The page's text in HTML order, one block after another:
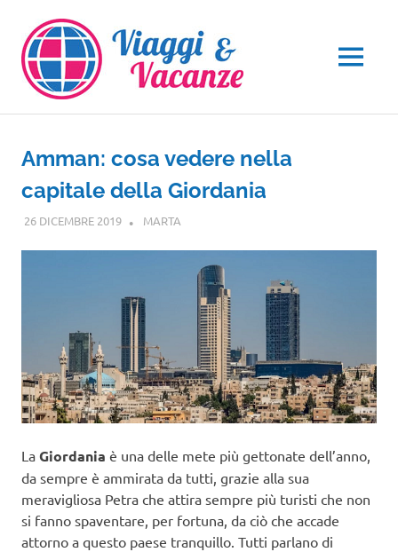
contenuto
MENU
Amman: cosa vedere nella
capitale della Giordania
26 DICEMBRE 2019 MARTA
La Giordania è una delle mete più gettonate dell’anno,
da sempre è ammirata da tutti, grazie alla sua
meravigliosa Petra che attira sempre più turisti che non
si fanno spaventare, per fortuna, da ciò che accade
attorno a questo paese tranquillo. Tutti parlano di